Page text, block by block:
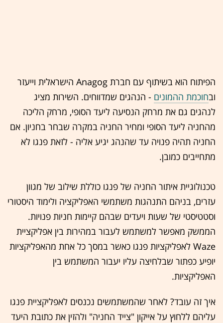
הפיתוח הוא בשיתוף עם חברת Anagog הישראלית וייעזר
ובחוכמת ההמונים - הנהגים שמדווחים. השירות מציג
לנהגים גם את מרחק הנסיעה ליעד הסופי, מרחק הליכה
מהחניה ליעד הסופי ומחיר החניה במקרה שבחר בחניון. אם
החניה תהיה פנויה עד שהנהג יגיע אליה - לזאת פנגו לא
מתחייבים כמובן.
טכנולוגיית איתור החניה של פנגו כוללת שילוב של מגוון
עזרים, בניהם התנהגות משתמשי האפליקציה ולימוד היסטורי
וסטטיסטי של שעות ויעדים שבהם קיימות חניות פנויות.
הממשק מאפשר למשתמש לעבור במהירות בין אפליקציית
Waze לאפליקציות פנגו כאשר במסך כל אחת מהאפליקציות
יופיע כפתור שבלחיצה עליו יעבור המשתמש בין
האפליקציות.
איך זה עובד? לאחר שהמשתמשים נכנסים לאפליקציית פנגו
עליהם ללחוץ על אייקון "צייד החניה" ולהזין את כתובת היעד